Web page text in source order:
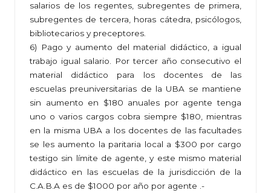
salarios de los regentes, subregentes de primera,
subregentes de tercera, horas cátedra, psicólogos,
bibliotecarios y preceptores.
6) Pago y aumento del material didáctico, a igual
trabajo igual salario. Por tercer año consecutivo el
material didáctico para los docentes de las
escuelas preuniversitarias de la UBA se mantiene
sin aumento en $180 anuales por agente tenga
uno o varios cargos cobra siempre $180, mientras
en la misma UBA a los docentes de las facultades
se les aumento la paritaria local a $300 por cargo
testigo sin límite de agente, y este mismo material
didáctico en las escuelas de la jurisdicción de la
C.A.B.A es de $1000 por año por agente .-